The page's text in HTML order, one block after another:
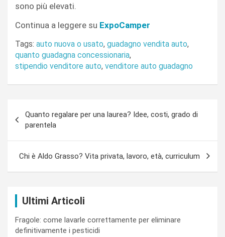
sono più elevati.
Continua a leggere su ExpoCamper
Tags: auto nuova o usato, guadagno vendita auto,
quanto guadagna concessionaria,
stipendio venditore auto, venditore auto guadagno
articoli
Quanto regalare per una laurea? Idee, costi, grado di
parentela
Chi è Aldo Grasso? Vita privata, lavoro, età, curriculum
Ultimi Articoli
Fragole: come lavarle correttamente per eliminare
definitivamente i pesticidi